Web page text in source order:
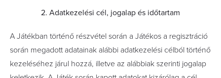
2. Adatkezelési cél, jogalap és időtartam
A Játékban történő részvétel során a Játékos a regisztráció
során megadott adatainak alábbi adatkezelési célból történő
kezeléséhez járul hozzá, illetve az alábbiak szerinti jogalap